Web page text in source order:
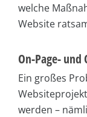
welche
Website
On-Page-
Ein großes
werden –